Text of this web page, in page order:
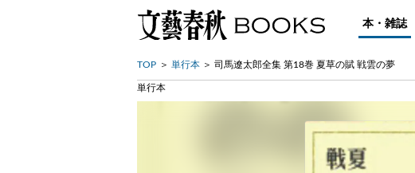
本・雑誌
TOP 単行本 司馬遼太郎全集 第18巻 夏草の賦 戦雲の夢
単行本